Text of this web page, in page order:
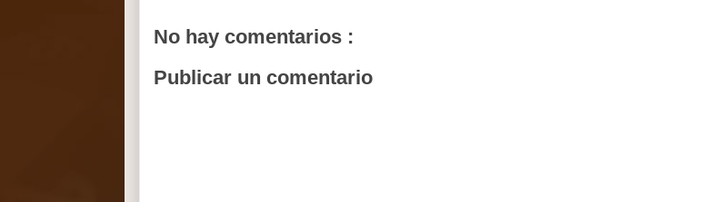
No hay comentarios :
Publicar un comentario